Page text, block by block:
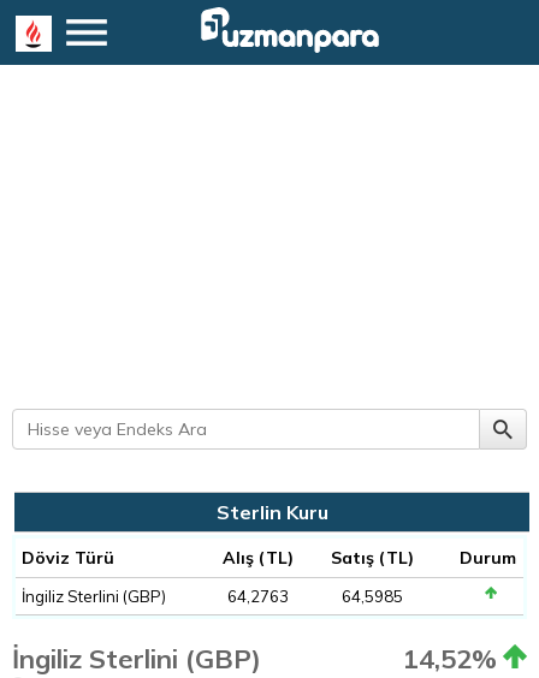
Sterlin Kuru
Döviz Türü Alış (TL) Satış (TL) Durum
İngiliz Sterlini (GBP) 64,2763 64,5985
İngiliz Sterlini (GBP) 14,52%